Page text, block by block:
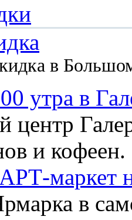
в
утра в
центр
и кофеен.
маркет
в